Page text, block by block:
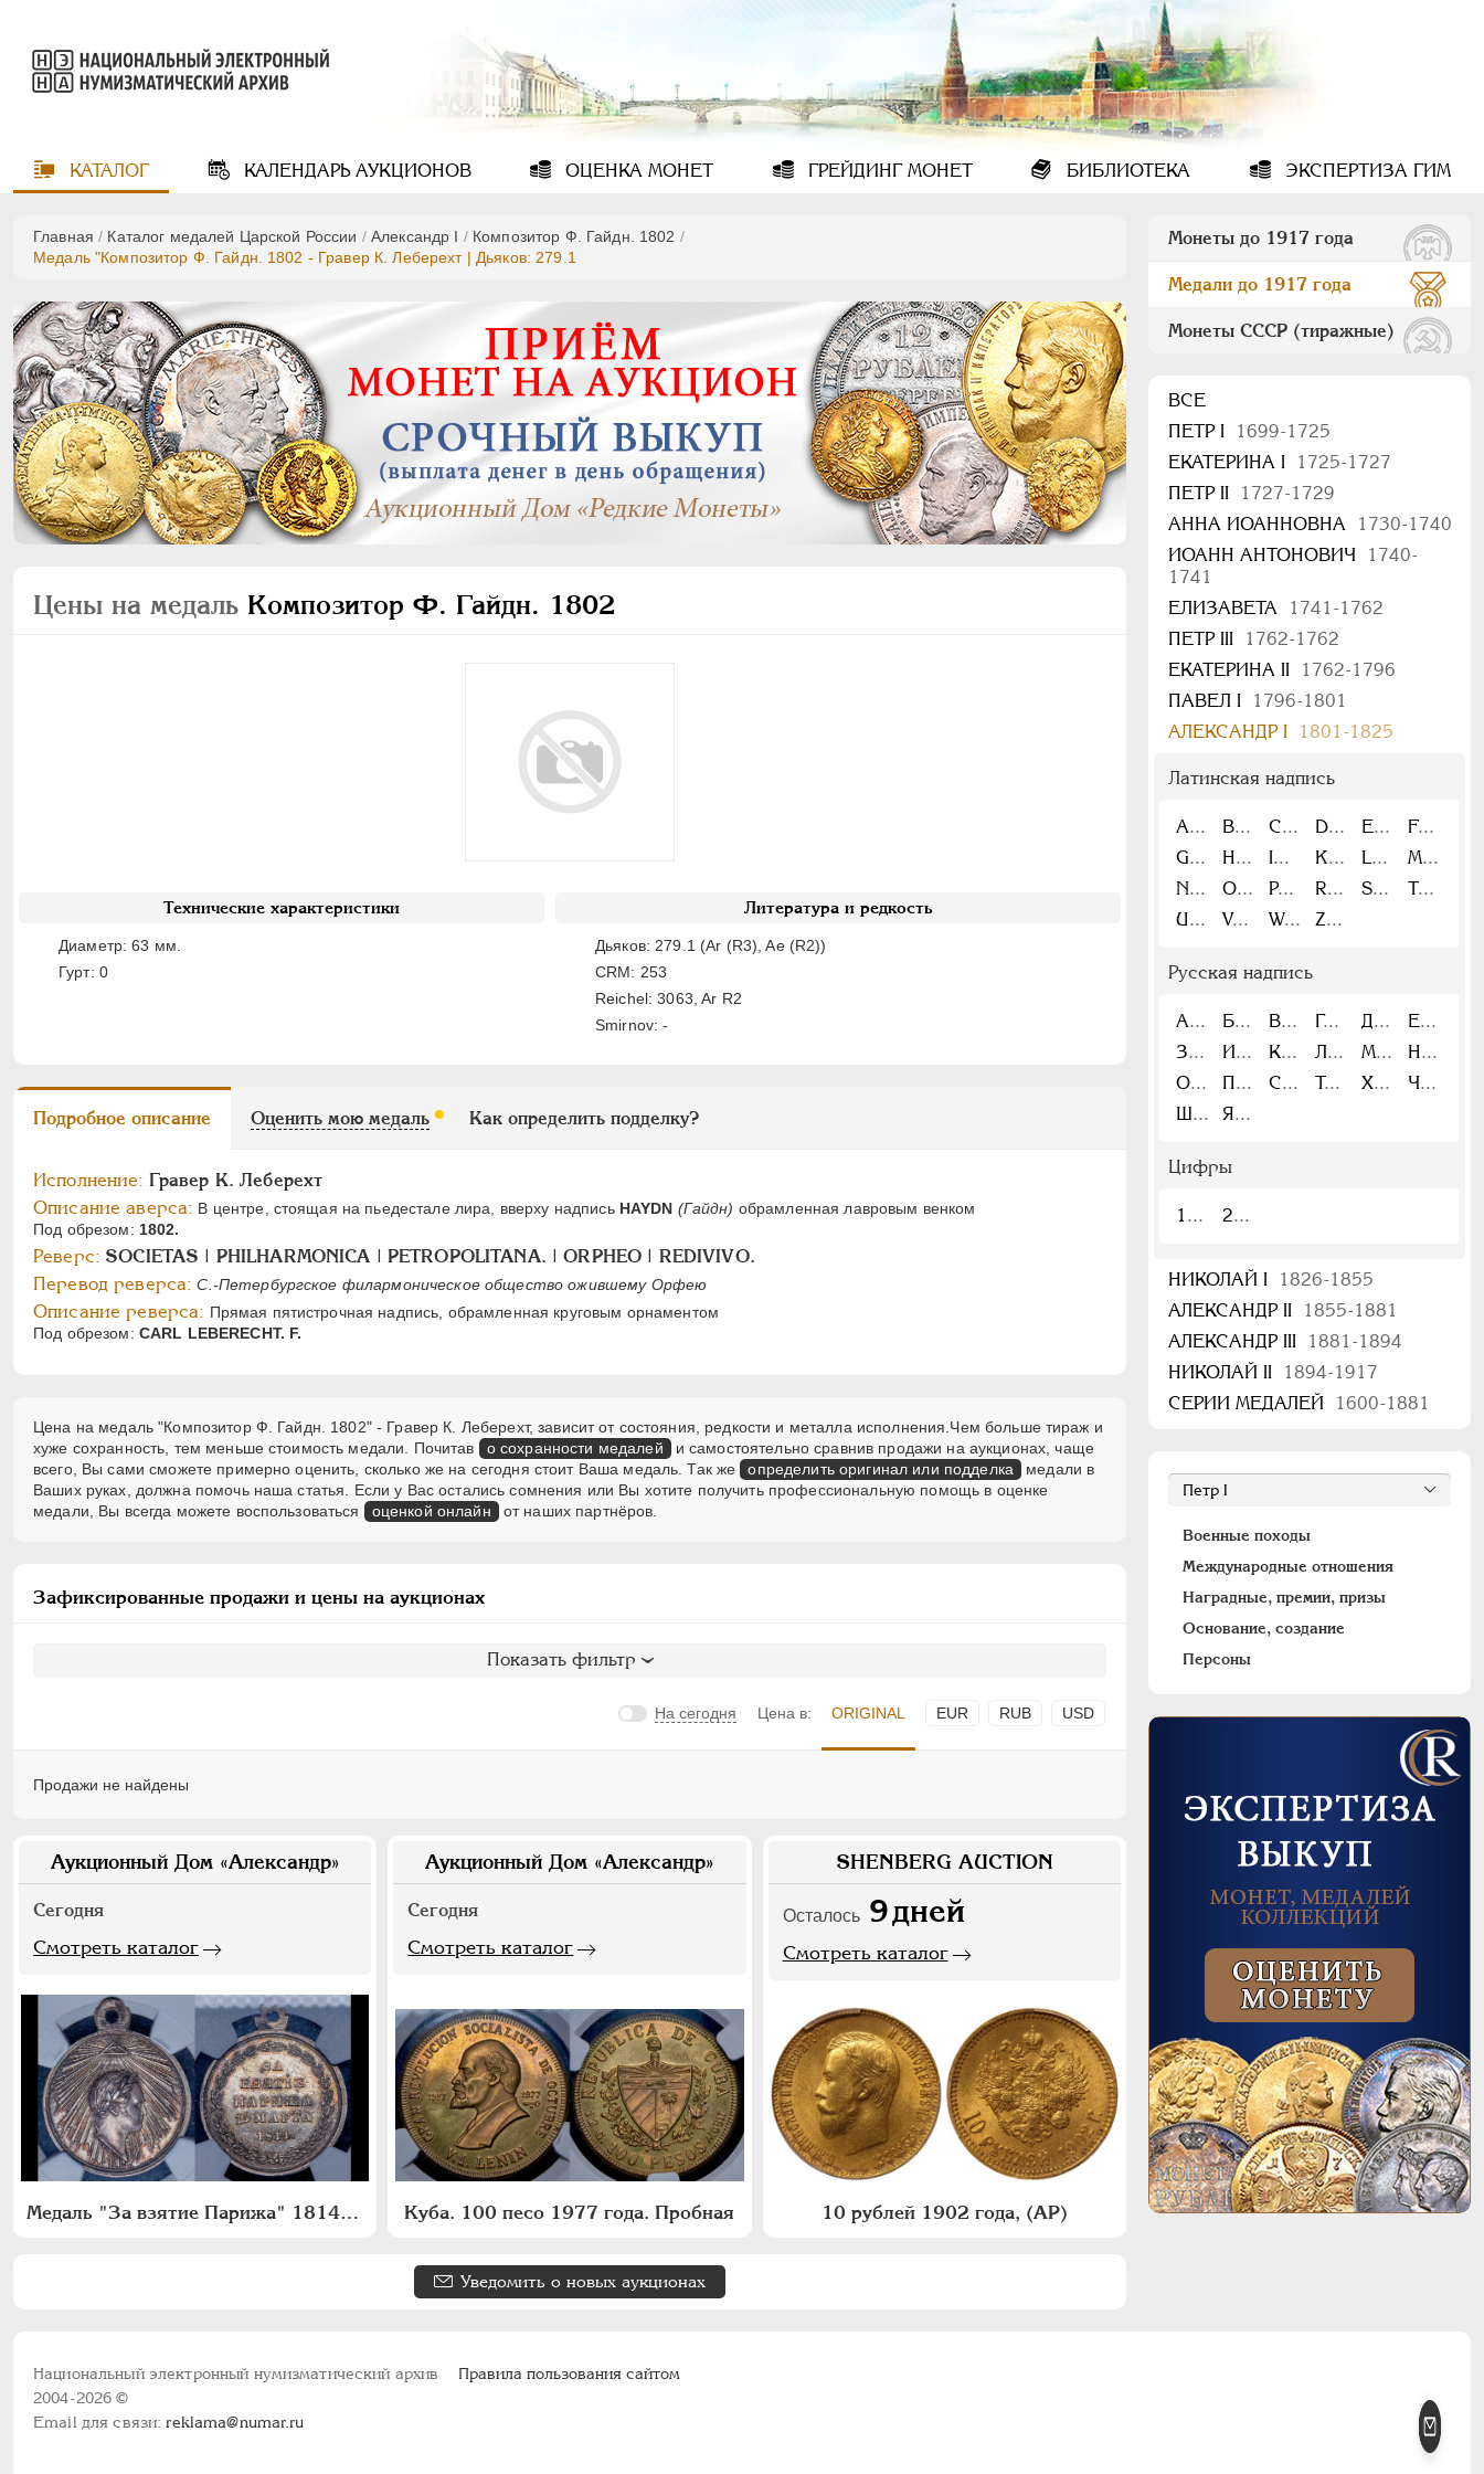
КАТАЛОГ КАЛЕНДАРЬАУКЦИОНОВ ОЦЕНКА МОНЕТ ГРЕЙДИНГМОНЕТ БИБЛИОТЕКА ЭКСПЕРТИЗА ГИМ
Главная / Каталог медалей Царской России /Александр I / Композитор Ф. Гайдн. 1802 /
Медаль "Композитор Ф. Гайдн. 1802 - Гравер К. Леберехт | Дьяков: 279.1
Цены на медаль Композитор Ф. Гайдн. 1802
Технические характеристики
Диаметр: 63 мм.
Гурт: 0
Литература и редкость
Дьяков: 279.1 (Ar (R3), Ae (R2))
CRM: 253
Reichel: 3063, Ar R2
Smirnov: -
Подробное описание Оценить мою медаль Как определить подделку?
Исполнение: Гравер К. Леберехт
Описание аверса: В центре, стоящая на пьедестале лира, вверху надпись HAYDN (Гайдн) обрамленная лавровым венком
Под обрезом: 1802.
Реверс: SOCIETAS | PHILHARMONICA | PETROPOLITANA. | ORPHEO | REDIVIVO.
Перевод реверса: С.-Петербургское филармоническое общество ожившему Орфею
Описание реверса: Прямая пятистрочная надпись, обрамленная круговым орнаментом
Под обрезом: CARL LEBERECHT. F.
Цена на медаль "Композитор Ф. Гайдн. 1802" - Гравер К. Леберехт, зависит от состояния, редкости и металла исполнения.Чем больше тираж и
хуже сохранность, тем меньше стоимость медали. Почитав
о сохранности медалей и самостоятельно сравнив продажи на аукционах, чаще
всего, Вы сами сможете примерно оценить, сколько же на сегодня стоит Ваша медаль. Так же определить оригинал или подделка медали в
Ваших руках, должна помочь наша статья. Если у Вас остались сомнения или Вы хотите получить профессиональную помощь в оценке
медали, Вы всегда можете воспользоваться
оценкой онлайн от наших партнёров.
Зафиксированные продажи и цены на аукционах
Показать фильтр
На сегодня Цена в: ORIGINAL EUR RUB USD
Продажи не найдены
Аукционный Дом «Александр»
Сегодня
Смотреть каталог
Медаль "За взятие Парижа" 1814 года
Аукционный Дом «Александр»
Сегодня
Смотреть каталог
Куба. 100 песо 1977 года. Пробная
SHENBERG AUCTION
Осталось 9дней
Смотреть каталог
10 рублей 1902 года, (АР)
Уведомить о новых аукционах
Монеты до 1917 года
Медали до 1917 года
Монеты СССР (тиражные)
ВСЕ
ПEТР I
1699-1725
ЕКАТЕРИНА I
1725-1727
ПЕТР II
1727-1729
АННА ИОАННОВНА
1730-1740
ИОАНН АНТОНОВИЧ
1740-
1741
ЕЛИЗАВЕТА
1741-1762
ПЕТР III
1762-1762
ЕКАТЕРИНА II
1762-1796
ПАВЕЛ I
1796-1801
АЛЕКСАНДР I
1801-1825
Латинская надпись
A B C D E
F
G
H I K L
M
N
O P R S
T
U
V W Z
Русская надпись
А Б В Г Д
Е
З
И К Л М
Н
О
П С Т Х
Ч
Ш
Я
Цифры
1 2
НИКОЛАЙ I
1826-1855
АЛЕКСАНДР II
1855-1881
АЛЕКСАНДР III
1881-1894
НИКОЛАЙ II
1894-1917
СЕРИИ МЕДАЛЕЙ
1600-1881
Военные походы
Международные отношения
Наградные, премии, призы
Основание, создание
Персоны
Национальный электронный нумизматический архив
2004-2026 ©
Email для связи:reklama@numar.ru
Правила пользования сайтом